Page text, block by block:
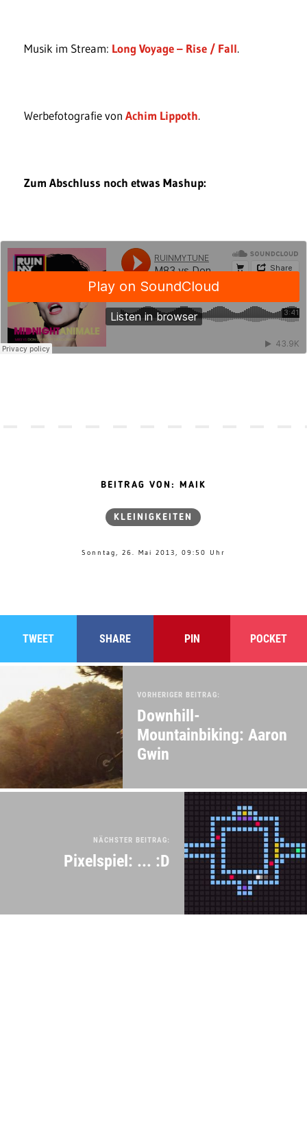
Musik im Stream: Long Voyage – Rise / Fall.
Werbefotografie von Achim Lippoth.
Zum Abschluss noch etwas Mashup:
BEITRAG VON: MAIK
KLEINIGKEITEN
Sonntag, 26. Mai 2013, 09:50 Uhr
TWEET SHARE PIN POCKET
VORHERIGER BEITRAG:
Downhill-
Mountainbiking: Aaron
Gwin
NÄCHSTER BEITRAG:
Pixelspiel: ... :D